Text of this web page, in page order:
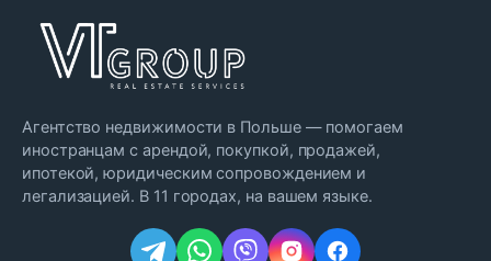
Агентство недвижимости в Польше — помогаем
иностранцам с арендой, покупкой, продажей,
ипотекой, юридическим сопровождением и
легализацией. В 11 городах, на вашем языке.